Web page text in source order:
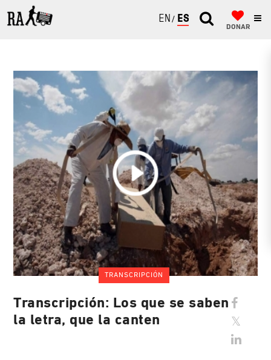
ENGLISH
ESPAÑOL
DONAR
TRANSCRIPCIÓN
Transcripción: Los que se saben
la letra, que la canten